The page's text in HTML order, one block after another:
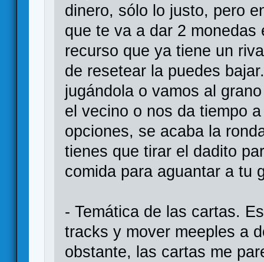
dinero, sólo lo justo, pero
que te va a dar 2
recurso que ya tiene un
de resetear la puedes
jugándola o vamos al
el vecino o nos da tiempo
opciones, se acaba la
tienes que tirar el dadito
comida para aguantar a tu
- Temática de las cartas.
tracks y mover meeples a
obstante, las cartas me